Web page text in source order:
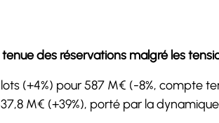
des réservations malgré les
lots (+4%) pour 587 M€ (-8%, compte
M€ (+39%), porté par la